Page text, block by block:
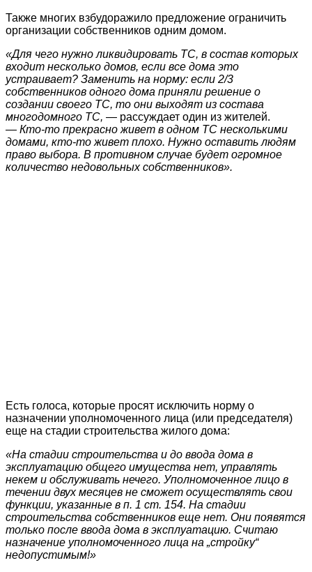
Также многих взбудоражило предложение ограничить
организации собственников одним домом.
«Для чего нужно ликвидировать ТС, в состав которых
входит несколько домов, если все дома это
устраивает? Заменить на норму: если 2/3
собственников одного дома приняли решение о
создании своего ТС, то они выходят из состава
многодомного ТС, — рассуждает один из жителей.
— Кто-то прекрасно живет в одном ТС несколькими
домами, кто-то живет плохо. Нужно оставить людям
право выбора. В противном случае будет огромное
количество недовольных собственников».
Есть голоса, которые просят исключить норму о
назначении уполномоченного лица (или председателя)
еще на стадии строительства жилого дома:
«На стадии строительства и до ввода дома в
эксплуатацию общего имущества нет, управлять
некем и обслуживать нечего. Уполномоченное лицо в
течении двух месяцев не сможет осуществлять свои
функции, указанные в п. 1 ст. 154. На стадии
строительства собственников еще нет. Они появятся
только после ввода дома в эксплуатацию. Считаю
назначение уполномоченного лица на „стройку“
недопустимым!»